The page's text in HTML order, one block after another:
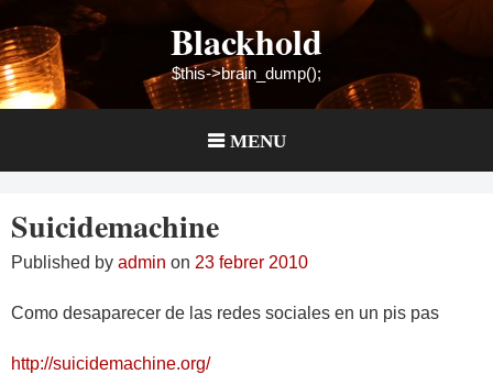
to
content
Blackhold
$this->brain_dump();
MENU
Suicidemachine
Published by admin on 23 febrer 2010
Como desaparecer de las redes sociales en un pis pas
http://suicidemachine.org/